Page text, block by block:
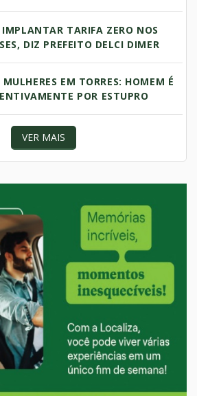
IMPLANTAR TARIFA ZERO NOS
DIZ PREFEITO DELCI DIMER
EM TORRES: HOMEM É
POR ESTUPRO
VER MAIS